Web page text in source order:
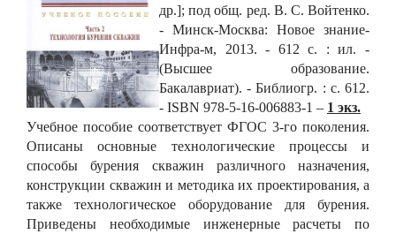
др.]; под общ. ред. В. С. Войтенко.
- Минск-Москва: Новое знание-
Инфра-м, 2013. - 612 с. : ил. -
(Высшее образование.
Бакалавриат). - Библиогр. : с. 612.
- ISBN 978-5-16-006883-1 – 1 экз.
Учебное пособие соответствует ФГОС 3-го поколения.
Описаны основные технологические процессы и
способы бурения скважин различного назначения,
конструкции скважин и методика их проектирования, а
также технологическое оборудование для бурения.
Приведены необходимые инженерные расчеты по